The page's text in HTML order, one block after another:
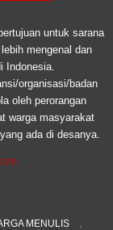
untuk sarana
mengenal dan
Indonesia.
organisasi/badan
oleh perorangan
warga masyarakat
ada di desanya.
MENULIS